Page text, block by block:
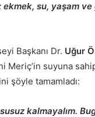
su, yaşam
Başkanı Dr. Uğur
Meriç’in suyuna
şöyle tamamladı:
kalmayalım.